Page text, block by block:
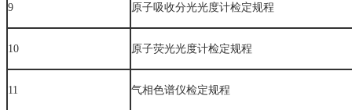
9 原子吸收分光光度计检定规程
10 原子荧光光度计检定规程
11 气相色谱仪检定规程